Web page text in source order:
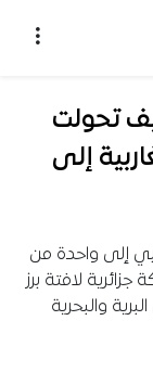
تحولت
إلى
إلى واحدة من
جزائرية لافتة برز
والبحرية